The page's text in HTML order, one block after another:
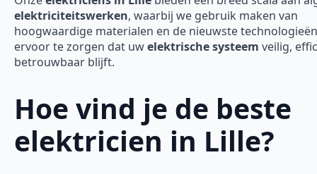
elektriciteitswerken, waarbij we gebruik maken van
hoogwaardige materialen en de nieuwste
ervoor te zorgen dat uwelektrische systeem veilig,
betrouwbaar blijft.
Hoe vind je de beste
elektricien in Lille?